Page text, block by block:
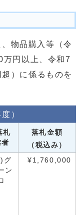
物品購入等（令
円以上、令和7
）に係るものを
）
札
者
落札金額
（税込み）
グ
ン
¥1,760,000